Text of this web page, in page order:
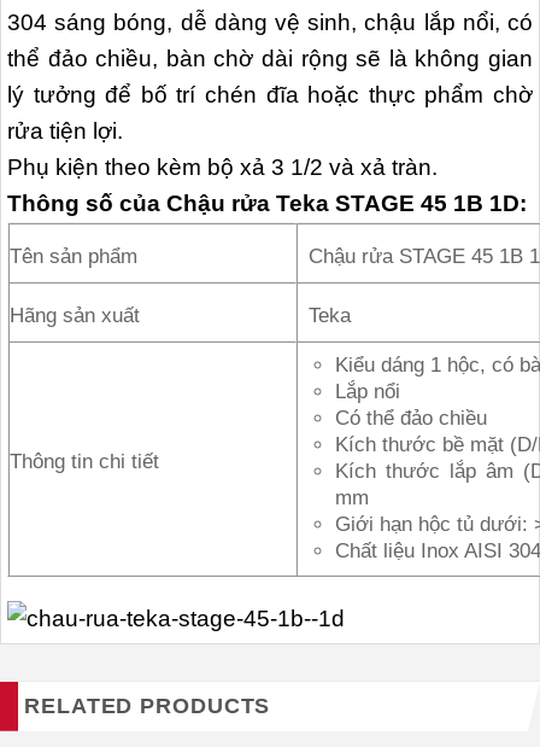
304 sáng bóng, dễ dàng vệ sinh, chậu lắp nổi, có
thể đảo chiều, bàn chờ dài rộng sẽ là không gian
lý tưởng để bố trí chén đĩa hoặc thực phẩm chờ
rửa tiện lợi.
Phụ kiện theo kèm bộ xả 3 1/2 và xả tràn.
Thông số của Chậu rửa Teka STAGE 45 1B 1D:
Tên sản phẩm Chậu rửa STAGE 45 1B
Hãng sản xuất Teka
Thông tin chi tiết
Kiểu dáng 1 hộc, có
Lắp nổi
Có thể đảo chiều
Kích thước bề mặt
Kích thước lắp âm
mm
Giới hạn hộc tủ dưới:
Chất liệu Inox AISI 304
RELATED PRODUCTS